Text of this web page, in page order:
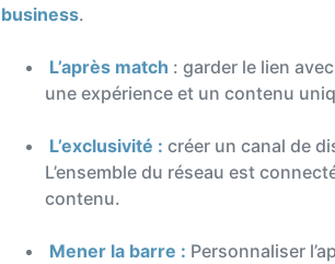
business.
L’après match : garder le lien
une expérience et un contenu
L’exclusivité : créer un canal de
L’ensemble du réseau est
contenu.
Mener la barre : Personnaliser